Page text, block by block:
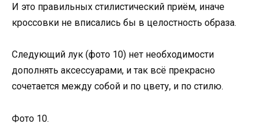
И это правильных стилистический приём, иначе
кроссовки не вписались бы в целостность образа.
Следующий лук (фото 10) нет необходимости
дополнять аксессуарами, и так всё прекрасно
сочетается между собой и по цвету, и по стилю.
Фото 10.